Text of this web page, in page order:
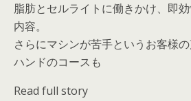
脂肪とセルライトに働きかけ、即
内容。
さらにマシンが苦手というお客様
ハンドのコースも
Read full story